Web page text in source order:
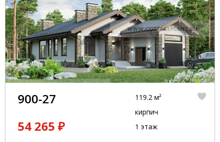
900-27
54 265 ₽
119.2 м²
кирпич
1 этаж